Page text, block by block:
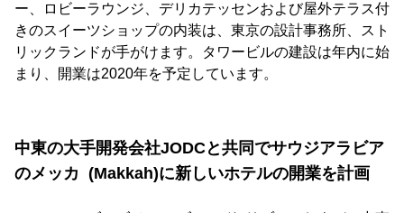
ー、ロビーラウンジ、デリカテッセンおよび屋外テラス付
きのスイーツショップの内装は、東京の設計事務所、スト
リックランドが手がけます。タワービルの建設は年内に始
まり、開業は2020年を予定しています。
中東の大手開発会社JODCと共同でサウジアラビア
のメッカ (Makkah)に新しいホテルの開業を計画